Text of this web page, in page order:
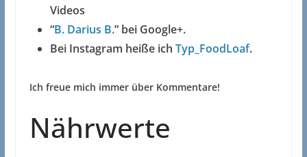
Videos
“B. Darius B.” bei Google+.
Bei Instagram heiße ich Typ_FoodLoaf.
Ich freue mich immer über Kommentare!
Nährwerte